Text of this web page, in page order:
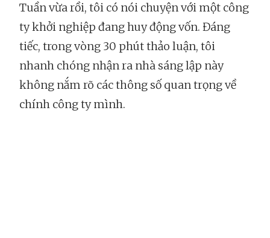
Tuần vừa rồi, tôi có nói chuyện với một công
ty khởi nghiệp đang huy động vốn. Đáng
tiếc, trong vòng 30 phút thảo luận, tôi
nhanh chóng nhận ra nhà sáng lập này
không nắm rõ các thông số quan trọng về
chính công ty mình.